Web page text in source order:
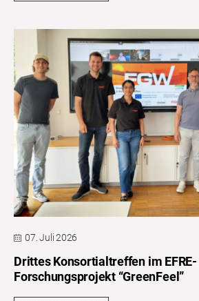
07. Juli 2026
Drittes Konsortialtreffen im EFRE-
Forschungsprojekt “GreenFeel”